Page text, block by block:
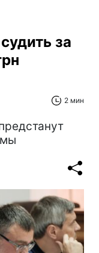
за
2 мин